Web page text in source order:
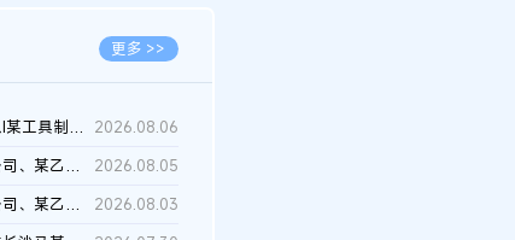
更多 >>
上诉人I某工具制品有限公司与被上诉人程某及一审被告中华人民共和...
2026.08.06
某甲公司、某乙公司、某丙公司申请诉前行为保全复议裁定书
2026.08.05
某甲公司、某乙公司、官某与某丙公司专利申请权权属纠纷 二审判决...
2026.08.03